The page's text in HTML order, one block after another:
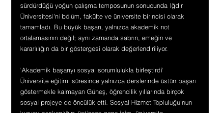
sürdürdüğü yoğun çalışma temposunun sonucunda Iğdır
Üniversitesi'ni bölüm, fakülte ve üniversite birincisi olarak
tamamladı. Bu büyük başarı, yalnızca akademik not
ortalamasının değil; aynı zamanda sabrın, emeğin ve
kararlılığın da bir göstergesi olarak değerlendiriliyor.
'Akademik başarıyı sosyal sorumlulukla birleştirdi'
Üniversite eğitimi süresince yalnızca derslerinde üstün başarı
göstermekle kalmayan Güneş, öğrencilik yıllarında birçok
sosyal projeye de öncülük etti. Sosyal Hizmet Topluluğu'nun